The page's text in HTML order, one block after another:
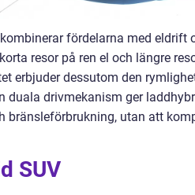
fördelarna med eldrift
resor på ren el och längre
erbjuder dessutom den
duala drivmekanism ger
bränsleförbrukning, utan att
SUV